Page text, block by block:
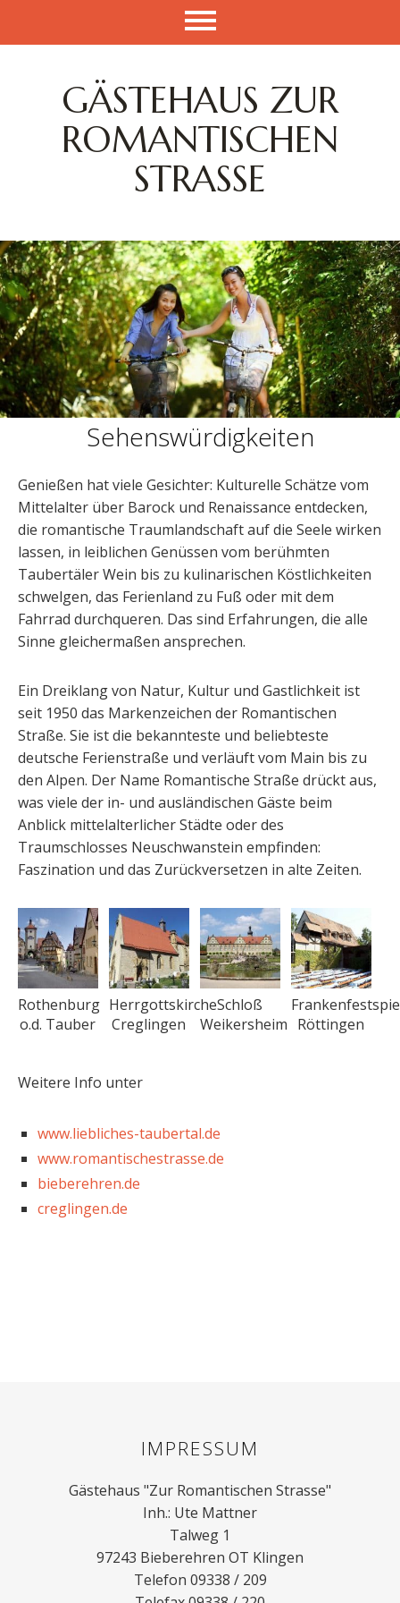
GÄSTEHAUS ZUR
ROMANTISCHEN
STRASSE
Sehenswürdigkeiten
Genießen hat viele Gesichter: Kulturelle Schätze vom
Mittelalter über Barock und Renaissance entdecken,
die romantische Traumlandschaft auf die Seele wirken
lassen, in leiblichen Genüssen vom berühmten
Taubertäler Wein bis zu kulinarischen Köstlichkeiten
schwelgen, das Ferienland zu Fuß oder mit dem
Fahrrad durchqueren. Das sind Erfahrungen, die alle
Sinne gleichermaßen ansprechen.
Ein Dreiklang von Natur, Kultur und Gastlichkeit ist
seit 1950 das Markenzeichen der Romantischen
Straße. Sie ist die bekannteste und beliebteste
deutsche Ferienstraße und verläuft vom Main bis zu
den Alpen. Der Name Romantische Straße drückt aus,
was viele der in- und ausländischen Gäste beim
Anblick mittelalterlicher Städte oder des
Traumschlosses Neuschwanstein empfinden:
Faszination und das Zurückversetzen in alte Zeiten.
Rothenburg
o.d. Tauber
Herrgottskirche
Creglingen
Schloß
Weikersheim Röttingen
Weitere Info unter
www.liebliches-taubertal.de
www.romantischestrasse.de
bieberehren.de
creglingen.de
IMPRESSUM
Gästehaus "Zur Romantischen Strasse"
Inh.: Ute Mattner
Talweg 1
97243 Bieberehren OT Klingen
Telefon 09338 / 209